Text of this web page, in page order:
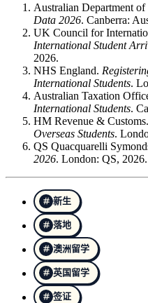
Australian Department of
Data 2026. Canberra:
UK Council for
International Student
2026.
NHS England.
International Students.
Australian Taxation
International Students.
HM Revenue & Customs.
Overseas Students.
QS Quacquarelli
2026. London: QS, 2026.
新生
落地
澳洲留学
英国留学
签证